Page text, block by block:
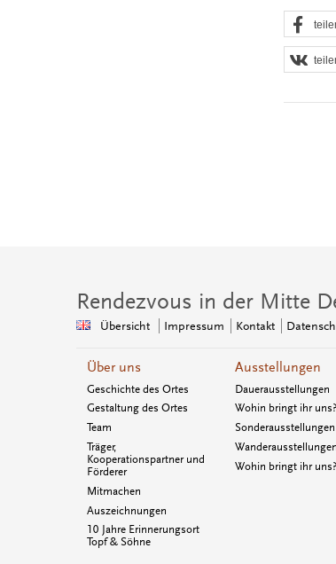
Rendezvous in der Mitte
Übersicht Impressum Kontakt
Über uns
Geschichte des Ortes
Gestaltung des Ortes
Team
Träger,
Kooperationspartner und
Förderer
Mitmachen
Auszeichnungen
10 Jahre Erinnerungsort
Topf & Söhne
Ausstellungen
Dauerausstellungen
Wohin bringt ihr uns?
Sonderausstellungen
Wanderausstellungen
Wohin bringt ihr uns?